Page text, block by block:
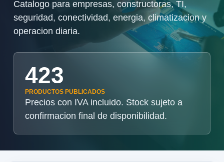
Catalogo para empresas, constructoras, TI,
seguridad, conectividad, energia, climatizacion y
operacion diaria.
423
PRODUCTOS PUBLICADOS
Precios con IVA incluido. Stock sujeto a
confirmacion final de disponibilidad.